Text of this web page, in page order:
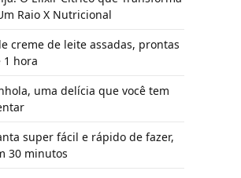
Raio X Nutricional
creme de leite assadas, prontas
1 hora
uma delícia que você tem
super fácil e rápido de fazer,
30 minutos